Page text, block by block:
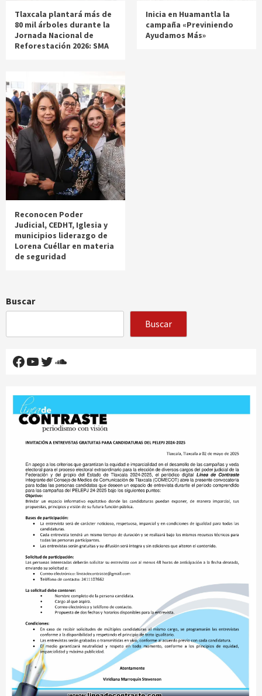
Tlaxcala plantará más de
80 mil árboles durante la
Jornada Nacional de
Reforestación 2026: SMA
Inicia en Huamantla la
campaña «Previniendo
Ayudamos Más»
Reconocen Poder
Judicial, CEDHT, Iglesia y
municipios liderazgo de
Lorena Cuéllar en materia
de seguridad
Buscar
Buscar
Facebook
YouTube
Twitter
SoundCloud